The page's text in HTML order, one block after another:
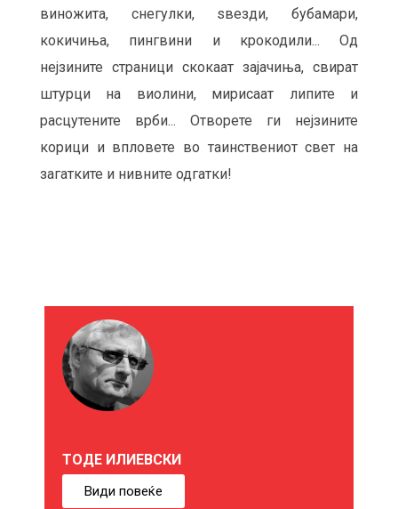
виножита, снегулки, ѕвезди, бубамари,
кокичиња, пингвини и крокодили... Од
нејзините страници скокаат зајачиња, свират
штурци на виолини, мирисаат липите и
расцутените врби... Отворете ги нејзините
корици и впловете во таинствениот свет на
загатките и нивните одгатки!
ТОДЕ ИЛИЕВСКИ
Види повеќе